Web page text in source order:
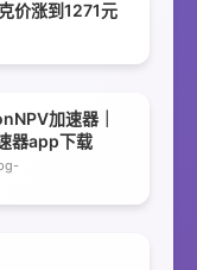
价涨到1271元
加速器｜
器app下载